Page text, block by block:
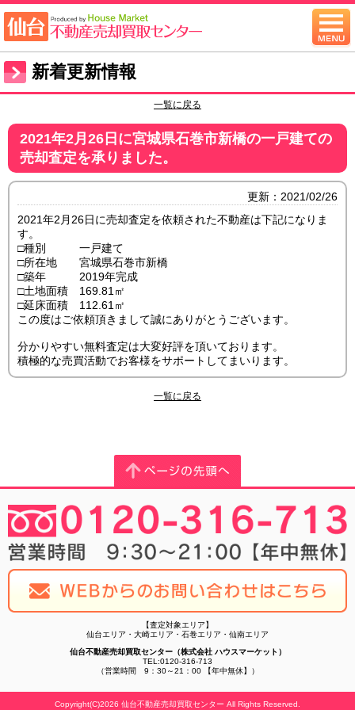
新着更新情報
一覧に戻る
2021年2月26日に宮城県石巻市新橋の一戸建ての
売却査定を承りました。
更新：2021/02/26
2021年2月26日に売却査定を依頼された不動産は下記になりま
す。
□種別 一戸建て
□所在地 宮城県石巻市新橋
□築年 2019年完成
□土地面積 169.81㎡
□延床面積 112.61㎡
この度はご依頼頂きまして誠にありがとうございます。
分かりやすい無料査定は大変好評を頂いております。
積極的な売買活動でお客様をサポートしてまいります。
一覧に戻る
【査定対象エリア】
仙台エリア・大崎エリア・石巻エリア・仙南エリア
仙台不動産売却買取センター（株式会社 ハウスマーケット）
TEL:0120-316-713
（営業時間 9：30～21：00 【年中無休】）
Copyright(C)2026 仙台不動産売却買取センター All Rights Reserved.